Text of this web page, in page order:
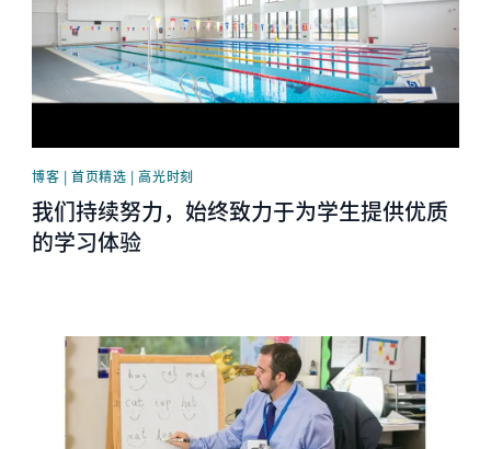
博客 | 首页精选 | 高光时刻
我们持续努力，始终致力于为学生提供优质
的学习体验
News image